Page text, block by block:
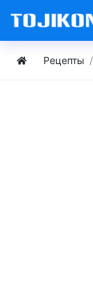
Рецепты